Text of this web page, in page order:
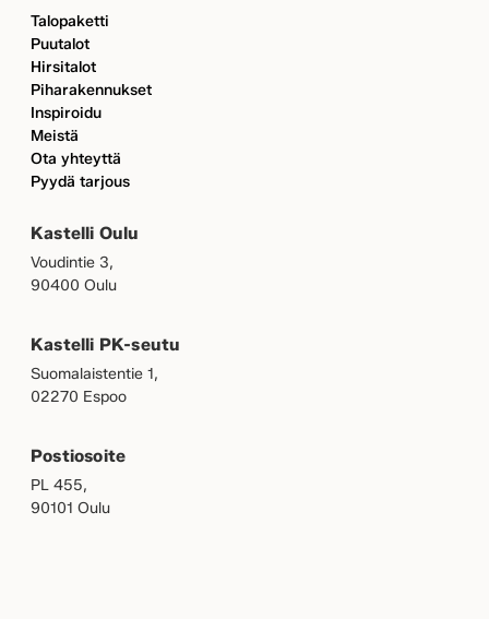
Talopaketti
Puutalot
Hirsitalot
Piharakennukset
Inspiroidu
Meistä
Ota yhteyttä
Pyydä tarjous
Kastelli Oulu
Voudintie 3,
90400 Oulu
Kastelli PK-seutu
Suomalaistentie 1,
02270 Espoo
Postiosoite
PL 455,
90101 Oulu